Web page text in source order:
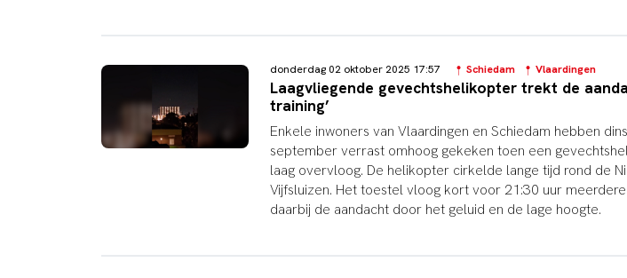
donderdag 02 oktober 2025 17:57 Schiedam Vlaardingen
Laagvliegende gevechtshelikopter trekt de
training’
Enkele inwoners van Vlaardingen en Schiedam hebben
september verrast omhoog gekeken toen een
laag overvloog. De helikopter cirkelde lange tijd rond de
Vijfsluizen. Het toestel vloog kort voor 21:30 uur
daarbij de aandacht door het geluid en de lage hoogte.